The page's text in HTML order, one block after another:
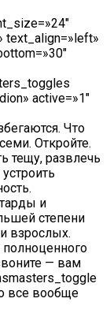
text_align=»left»
active=»1″
Что
Откройте.
тещу, развлечь
и
степени
взрослых.
— вам
все вообще